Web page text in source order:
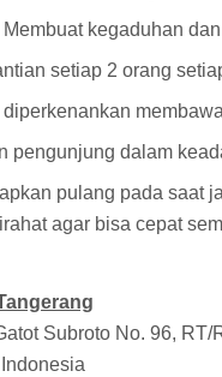
kegaduhan
setiap 2 orang
diperkenankan
pengunjung dalam
pulang pada saat
agar bisa cepat
Subroto No. 96,